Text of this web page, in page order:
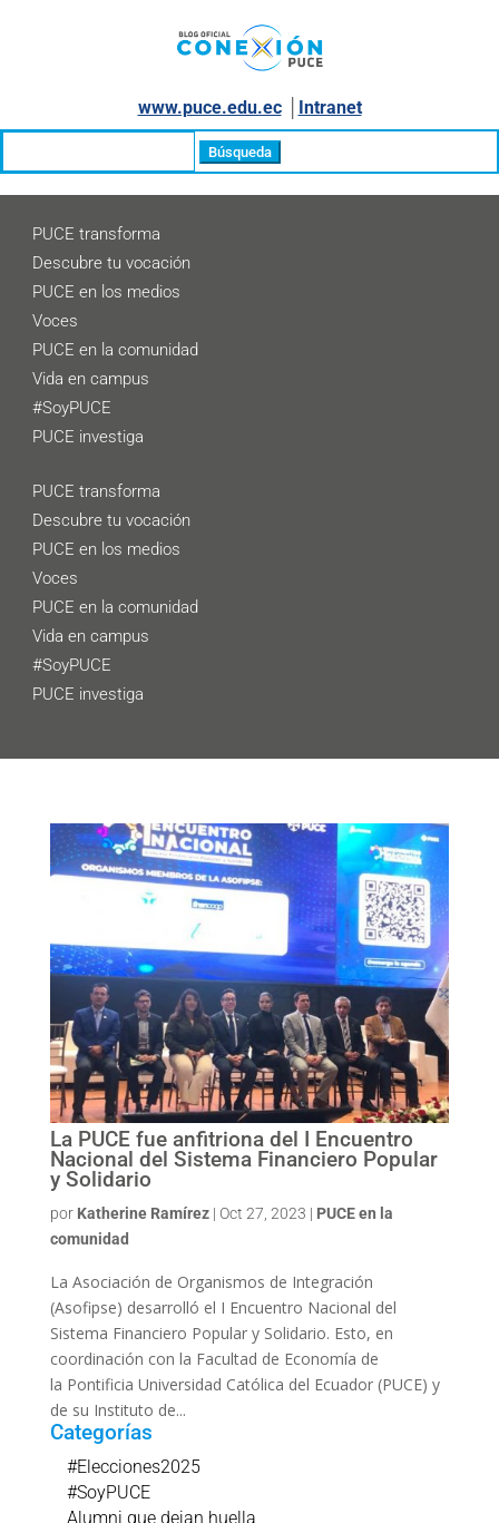
www.puce.edu.ec│ Intranet
PUCE transforma
Descubre tu vocación
PUCE en los medios
Voces
PUCE en la comunidad
Vida en campus
#SoyPUCE
PUCE investiga
PUCE transforma
Descubre tu vocación
PUCE en los medios
Voces
PUCE en la comunidad
Vida en campus
#SoyPUCE
PUCE investiga
La PUCE fue anfitriona del I Encuentro
Nacional del Sistema Financiero Popular
y Solidario
por Katherine Ramírez| Oct 27, 2023 | PUCE en la
comunidad
La Asociación de Organismos de Integración
(Asofipse) desarrolló el I Encuentro Nacional del
Sistema Financiero Popular y Solidario. Esto, en
coordinación con la Facultad de Economía de
la Pontificia Universidad Católica del Ecuador (PUCE) y
de su Instituto de...
Categorías
#Elecciones2025
#SoyPUCE
Alumni que dejan huella